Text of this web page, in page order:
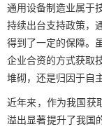
通用设备制造业属于
持续出台支持政策，
得到了一定的保障。
企业合资的方式获取
堆砌，还是归因于自
近年来，作为我国获
溢出显著提升了我国